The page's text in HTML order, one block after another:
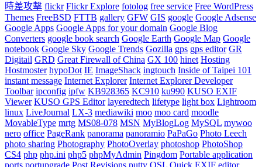
時差攻擊 flickr Flickr Explore fotolog free service Free WordPress
Themes FreeBSD FTTB gallery GFW GIS google Google Adsense
Google Apps Google Apps for your domain Google Blog
Converters google book search Google Earth Google Map Google
notebook Google Sky Google Trends Gozilla gps gps editor GR
Digitail GRD Great Firewall of China GX 100 hinet Hosting
Hostmoster hypoDot IE ImageShack ingtouch Inside of Taipei 101
instant message Internet Explorer Internet Explorer Developer
Toolbar ipconfig ipfw KB928365 KC910 ku990 KUSO EXIF
Viewer KUSO GPS Editor layeredtech lifetype light box Lightroom
linux LiveJournal LX-3 mediawiki moo moo card moodle
MovableType mrtg MS08-078 MSN MyBlogLog MySQL mywoo
nero office PageRank panorama panoramio PaPaGo Photo Leech
photo sharing Photography PhotoOverlay photoshop PhotoShop
CS4 php php.ini php5 phpMyAdmin Pingdom Portable application
ports portupgrade Post Revisions putty QSL Quick EXIF editor